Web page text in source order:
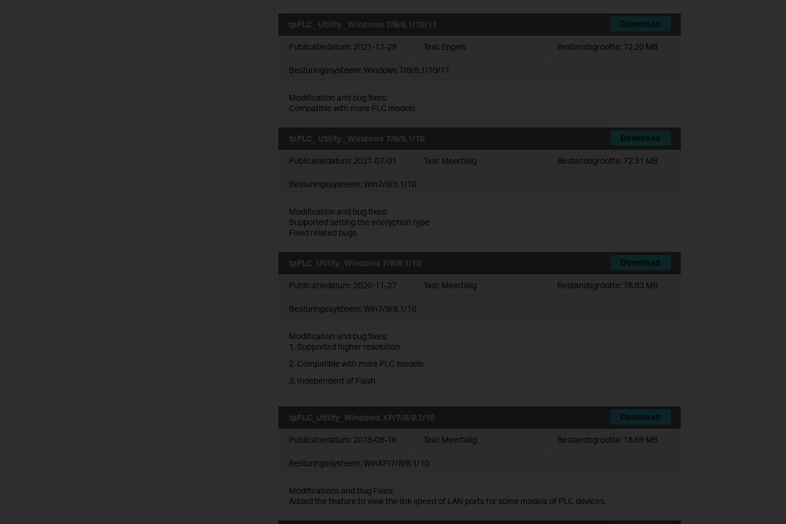
tpPLC_ Utility _Windows 7/8/8.1/10/11 Download
Publicatiedatum: 2021-12-29 Taal: Engels Bestandsgrootte: 72.20 MB
Besturingssysteem: Windows 7/8/8.1/10/11
Modification and bug fixes:
Compatible with more PLC models
tpPLC_ Utility _Windows 7/8/8.1/10 Download
Publicatiedatum: 2021-07-01 Taal: Meertalig Bestandsgrootte: 72.31 MB
Besturingssysteem: Win7/8/8.1/10
Modification and bug fixes:
Supported setting the encryption type
Fixed related bugs
tpPLC_Utility_Windows 7/8/8.1/10 Download
Publicatiedatum: 2020-11-27 Taal: Meertalig Bestandsgrootte: 78.83 MB
Besturingssysteem: Win7/8/8.1/10
Modification and bug fixes:
1. Supported higher resolution
2. Compatible with more PLC models
3. Independent of Flash
tpPLC_Utility_Windows XP/7/8/8.1/10 Download
Publicatiedatum: 2018-08-16 Taal: Meertalig Bestandsgrootte: 18.69 MB
Besturingssysteem: WinXP/7/8/8.1/10
Modifications and Bug Fixes:
Added the feature to view the link speed of LAN ports for some models of PLC devices.